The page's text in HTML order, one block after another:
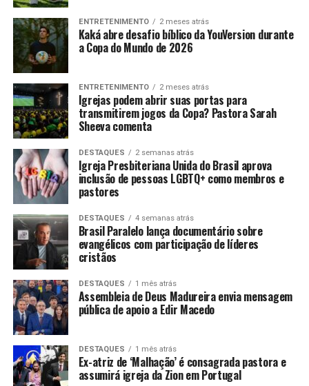
ENTRETENIMENTO 2 meses atrás
Kaká abre desafio bíblico da YouVersion durante
a Copa do Mundo de 2026
ENTRETENIMENTO 2 meses atrás
Igrejas podem abrir suas portas para
transmitirem jogos da Copa? Pastora Sarah
Sheeva comenta
DESTAQUES 2 semanas atrás
Igreja Presbiteriana Unida do Brasil aprova
inclusão de pessoas LGBTQ+ como membros e
pastores
DESTAQUES 4 semanas atrás
Brasil Paralelo lança documentário sobre
evangélicos com participação de líderes
cristãos
DESTAQUES 1 mês atrás
Assembleia de Deus Madureira envia mensagem
pública de apoio a Edir Macedo
DESTAQUES 1 mês atrás
Ex-atriz de ‘Malhação’ é consagrada pastora e
assumirá igreja da Zion em Portugal